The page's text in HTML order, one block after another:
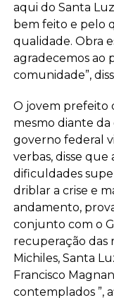
aqui do Santa
bem feito e pelo
qualidade. Obra
agradecemos ao
comunidade”,
O jovem prefeito
mesmo diante da
governo federal
verbas, disse que
dificuldades
driblar a crise e
andamento,
conjunto com o
recuperação das
Michiles, Santa
Francisco
contemplados ”,